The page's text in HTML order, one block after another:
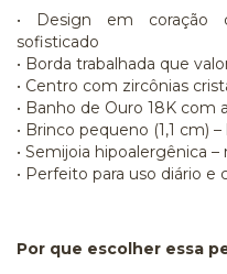
• Design em coração
sofisticado
• Borda trabalhada que
• Centro com zircônias
• Banho de Ouro 18K com
• Brinco pequeno (1,1 cm)
• Semijoia hipoalergênica –
• Perfeito para uso diário e
Por que escolher essa